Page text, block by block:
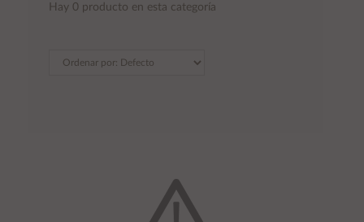
Hay 0 producto en esta categoría